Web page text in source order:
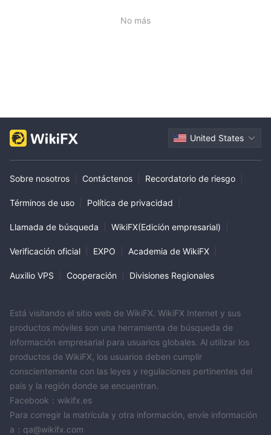
No más
United States
Sobre nosotros Contáctenos Recordatorio de riesgo
Términos de uso Política de privacidad
Llamada de búsqueda WikiFX(Edición empresarial)
Verificación oficial EXPO Academia de WikiFX
Auxilio VPS Cooperación Divisiones Regionales
Está visitando el sitio web de WikiFX. WikiFX Internet y sus
productos móviles son una herramienta de búsqueda de
información empresarial para usuarios globales. Al utilizar los
productos de WikiFX, los usuarios deben cumplir
conscientemente con las leyes y regulaciones pertinentes del
país y la región donde se encuentran.
Facebook：wikifx.es
Para corregir la matrícula y otra información, envíe información
a：qa@wikifx.com